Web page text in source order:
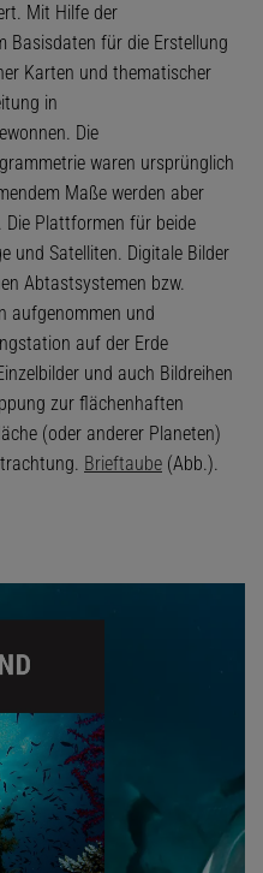
Mit Hilfe der
Basisdaten für die Erstellung
Karten und thematischer
in
Die
waren ursprünglich
Maße werden aber
Die Plattformen für beide
und Satelliten. Digitale Bilder
Abtastsystemen bzw.
aufgenommen und
auf der Erde
und auch Bildreihen
zur flächenhaften
(oder anderer Planeten)
Brieftaube (Abb.).